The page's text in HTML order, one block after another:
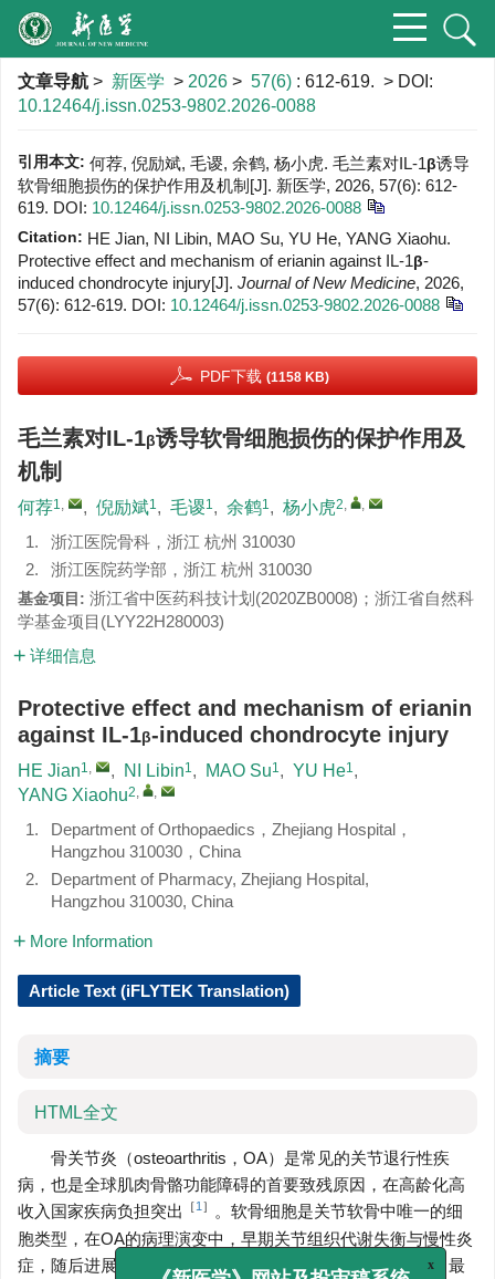
文章导航 > 新医学 > 2026 > 57(6) : 612-619. > DOI:
10.12464/j.issn.0253-9802.2026-0088
引用本文: 何荐, 倪励斌, 毛谡, 余鹤, 杨小虎. 毛兰素对IL-1β诱导
软骨细胞损伤的保护作用及机制[J]. 新医学, 2026, 57(6): 612-
619. DOI: 10.12464/j.issn.0253-9802.2026-0088
Citation: HE Jian, NI Libin, MAO Su, YU He, YANG Xiaohu.
Protective effect and mechanism of erianin against IL-1β-
induced chondrocyte injury[J]. Journal of New Medicine, 2026,
57(6): 612-619. DOI: 10.12464/j.issn.0253-9802.2026-0088
PDF下载 (1158 KB)
毛兰素对IL-1β诱导软骨细胞损伤的保护作用及
机制
何荐1, , 倪励斌1, 毛谡1, 余鹤1, 杨小虎2, ,
1.
浙江医院骨科，浙江 杭州 310030
2.
浙江医院药学部，浙江 杭州 310030
基金项目: 浙江省中医药科技计划(2020ZB0008)；浙江省自然科
学基金项目(LYY22H280003)
详细信息
Protective effect and mechanism of erianin
against IL-1β-induced chondrocyte injury
HE Jian1, , NI Libin1, MAO Su1, YU He1,
YANG Xiaohu2, ,
1.
Department of Orthopaedics，Zhejiang Hospital，
Hangzhou 310030，China
2.
Department of Pharmacy, Zhejiang Hospital,
Hangzhou 310030, China
More Information
Article Text (iFLYTEK Translation)
摘要
HTML全文
骨关节炎（osteoarthritis，OA）是常见的关节退行性疾
病，也是全球肌肉骨骼功能障碍的首要致残原因，在高龄化高
收入国家疾病负担突出
［1 ］
。软骨细胞是关节软骨中唯一的细
胞类型，在OA的病理演变中，早期关节组织代谢失衡与慢性炎
症，随后进展为软骨基质降解、软骨下骨硬化及骨赘增生，最